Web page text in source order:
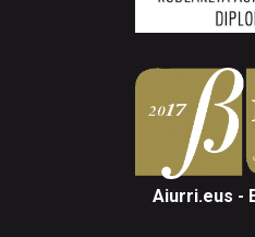
Aiurri.eus -